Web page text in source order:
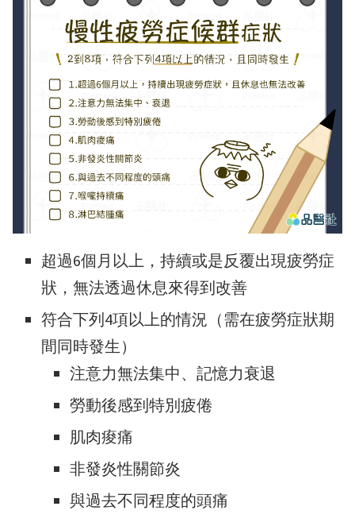
超過6個月以上，持續或是反覆出現疲勞症
狀，無法透過休息來得到改善
符合下列4項以上的情況（需在疲勞症狀期
間同時發生）
注意力無法集中、記憶力衰退
勞動後感到特別疲倦
肌肉痠痛
非發炎性關節炎
與過去不同程度的頭痛